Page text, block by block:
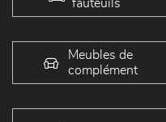
fauteuils
Meubles de
complément